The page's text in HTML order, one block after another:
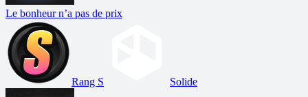
Le bonheur n’a pas de prix
Rang S Solide